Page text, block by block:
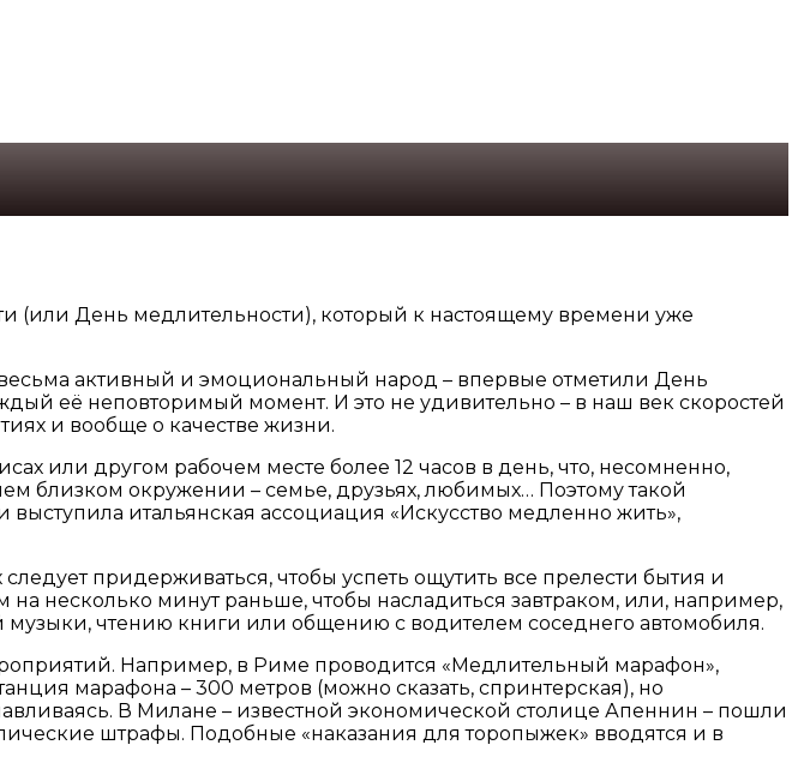
(или День медлительности), который к настоящему времени уже
активный и эмоциональный народ – впервые отметили День
её неповторимый момент. И это не удивительно – в наш век скоростей
и вообще о качестве жизни.
или другом рабочем месте более 12 часов в день, что, несомненно,
близком окружении – семье, друзьях, любимых… Поэтому такой
итальянская ассоциация «Искусство медленно жить»,
придерживаться, чтобы успеть ощутить все прелести бытия и
на несколько минут раньше, чтобы насладиться завтраком, или, например,
чтению книги или общению с водителем соседнего автомобиля.
Например, в Риме проводится «Медлительный марафон»,
марафона – 300 метров (можно сказать, спринтерская), но
В Милане – известной экономической столице Апеннин – пошли
штрафы. Подобные «наказания для торопыжек» вводятся и в